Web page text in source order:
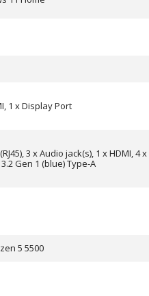
1 x Display Port
3 x Audio jack(s), 1 x HDMI,
3.2 Gen 1 (blue) Type-A
5 5500